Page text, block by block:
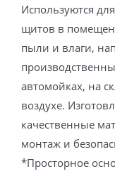
Используются
щитов в
пыли и влаги,
автомойках, на
воздухе.
качественные
монтаж и
*Просторное